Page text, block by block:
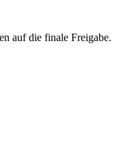
auf die finale Freigabe.